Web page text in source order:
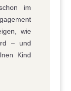
im
wie
– und
Kind